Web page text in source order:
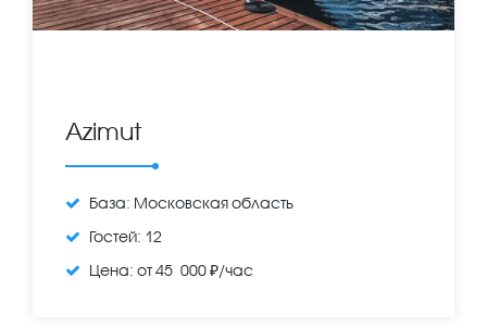
Azimut
База: Московская область
Гостей: 12
Цена: от 45 000 ₽/час